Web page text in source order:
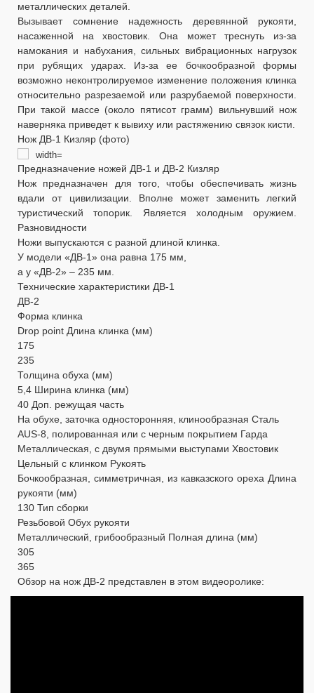
металлических деталей.
Вызывает сомнение надежность деревянной рукояти,
насаженной на хвостовик. Она может треснуть из-за
намокания и набухания, сильных вибрационных нагрузок
при рубящих ударах. Из-за ее бочкообразной формы
возможно неконтролируемое изменение положения клинка
относительно разрезаемой или разрубаемой поверхности.
При такой массе (около пятисот грамм) вильнувший нож
наверняка приведет к вывиху или растяжению связок кисти.
Нож ДВ-1 Кизляр (фото)
Предназначение ножей ДВ-1 и ДВ-2 Кизляр
Нож предназначен для того, чтобы обеспечивать жизнь
вдали от цивилизации. Вполне может заменить легкий
туристический топорик. Является холодным оружием.
Разновидности
Ножи выпускаются с разной длиной клинка.
У модели «ДВ-1» она равна 175 мм,
а у «ДВ-2» – 235 мм.
Технические характеристики ДВ-1
ДВ-2
Форма клинка
Drop point Длина клинка (мм)
175
235
Толщина обуха (мм)
5,4 Ширина клинка (мм)
40 Доп. режущая часть
На обухе, заточка односторонняя, клинообразная Сталь
AUS-8, полированная или с черным покрытием Гарда
Металлическая, с двумя прямыми выступами Хвостовик
Цельный с клинком Рукоять
Бочкообразная, симметричная, из кавказского ореха Длина
рукояти (мм)
130 Тип сборки
Резьбовой Обух рукояти
Металлический, грибообразный Полная длина (мм)
305
365
Обзор на нож ДВ-2 представлен в этом видеоролике: